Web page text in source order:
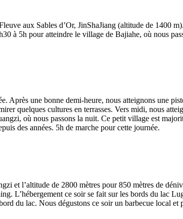
aux Sables d’Or, JinShaJiang (altitude de 1400
à 5h pour atteindre le village de Bajiahe, où nous
Après une bonne demi-heure, nous atteignons une
quelques cultures en terrasses. Vers midi, nous
où nous passons la nuit. Ce petit village est
des années. 5h de marche pour cette journée.
et l’altitude de 2800 mètres pour 850 mètres de
L’hébergement ce soir se fait sur les bords du lac
du lac. Nous dégustons ce soir un barbecue local et